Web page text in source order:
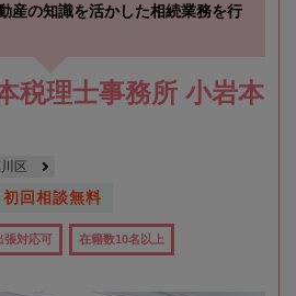
産の知識を活かした相続業務を行
税理士事務所 小岩本
区
初回相談無料
張対応可 在籍数10名以上